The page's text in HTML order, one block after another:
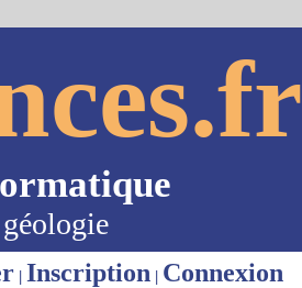
| Inscription | Connexion